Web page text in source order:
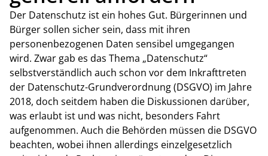
Der Datenschutz ist ein hohes Gut. Bürgerinnen und
Bürger sollen sicher sein, dass mit ihren
personenbezogenen Daten sensibel umgegangen
wird. Zwar gab es das Thema „Datenschutz“
selbstverständlich auch schon vor dem Inkrafttreten
der Datenschutz-Grundverordnung (DSGVO) im Jahre
2018, doch seitdem haben die Diskussionen darüber,
was erlaubt ist und was nicht, besonders Fahrt
aufgenommen. Auch die Behörden müssen die DSGVO
beachten, wobei ihnen allerdings einzelgesetzlich